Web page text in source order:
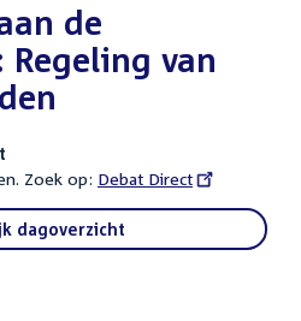
de
van
Zoek op: External
link:
Debat Direct
dagoverzicht